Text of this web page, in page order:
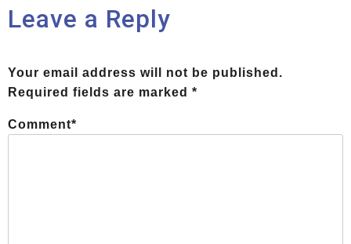
Leave a Reply
Your email address will not be published.
Required fields are marked *
Comment*